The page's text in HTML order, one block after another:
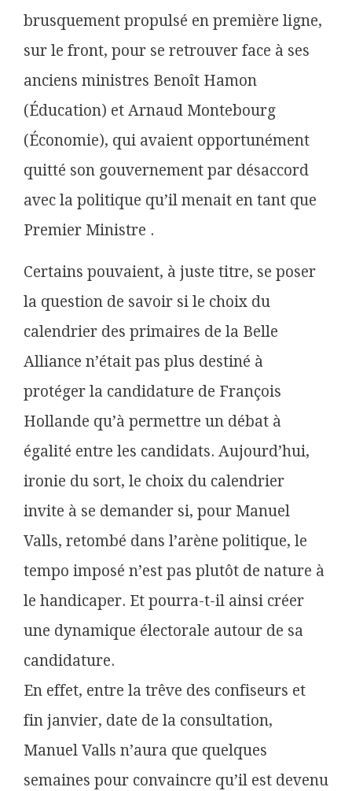
brusquement propulsé en première ligne,
sur le front, pour se retrouver face à ses
anciens ministres Benoît Hamon
(Éducation) et Arnaud Montebourg
(Économie), qui avaient opportunément
quitté son gouvernement par désaccord
avec la politique qu’il menait en tant que
Premier Ministre .
Certains pouvaient, à juste titre, se poser
la question de savoir si le choix du
calendrier des primaires de la Belle
Alliance n’était pas plus destiné à
protéger la candidature de François
Hollande qu’à permettre un débat à
égalité entre les candidats. Aujourd’hui,
ironie du sort, le choix du calendrier
invite à se demander si, pour Manuel
Valls, retombé dans l’arène politique, le
tempo imposé n’est pas plutôt de nature à
le handicaper. Et pourra-t-il ainsi créer
une dynamique électorale autour de sa
candidature.
En effet, entre la trêve des confiseurs et
fin janvier, date de la consultation,
Manuel Valls n’aura que quelques
semaines pour convaincre qu’il est devenu